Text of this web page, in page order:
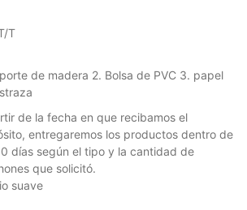
T
de madera 2. Bolsa de PVC 3. papel
de la fecha en que recibamos el
entregaremos los productos dentro de
días según el tipo y la cantidad de
que solicitó.
suave